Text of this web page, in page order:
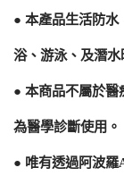
● 本產品生活防水
浴、游泳、及潛水
● 本商品不屬於醫
為醫學診斷使用。
● 唯有透過阿波